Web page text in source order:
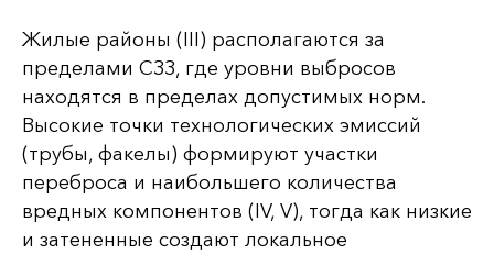
Жилые районы (III) располагаются за
пределами СЗЗ, где уровни выбросов
находятся в пределах допустимых норм.
Высокие точки технологических эмиссий
(трубы, факелы) формируют участки
переброса и наибольшего количества
вредных компонентов (IV, V), тогда как низкие
и затененные создают локальное